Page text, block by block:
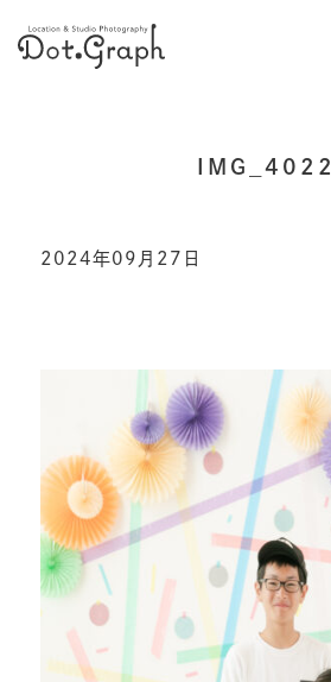
IMG_4022
2024年09月27日